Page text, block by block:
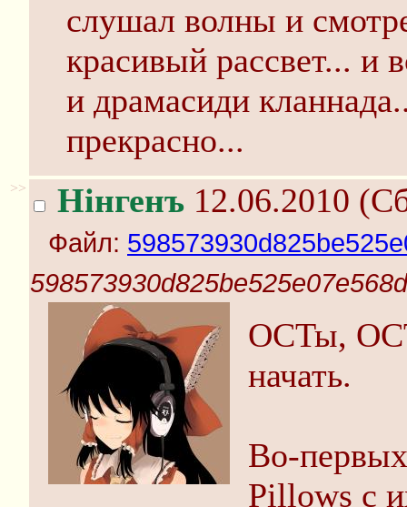
слушал волны и
красивый рассвет... и
и драмасиди
прекрасно...
>> Нінгенъ 12.06.2010
Файл:
ОСТы,
начать.
Во-
Pillows с